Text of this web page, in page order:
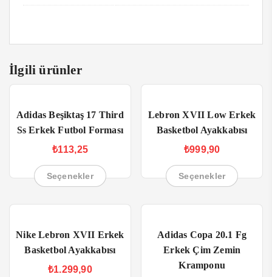
İlgili ürünler
Adidas Beşiktaş 17 Third
Ss Erkek Futbol Forması
₺113,25
Seçenekler
Lebron XVII Low Erkek
Basketbol Ayakkabısı
₺999,90
Seçenekler
Nike Lebron XVII Erkek
Basketbol Ayakkabısı
₺1.299,90
Adidas Copa 20.1 Fg
Erkek Çim Zemin
Kramponu